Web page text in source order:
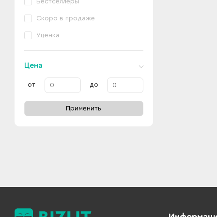
Бестселлеры
Скоро в продаже
Уценка
Цена
от до
Применить